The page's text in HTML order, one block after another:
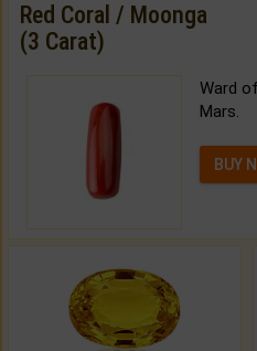
Red Coral / Moonga
(3 Carat)
Ward
Mars.
BUY